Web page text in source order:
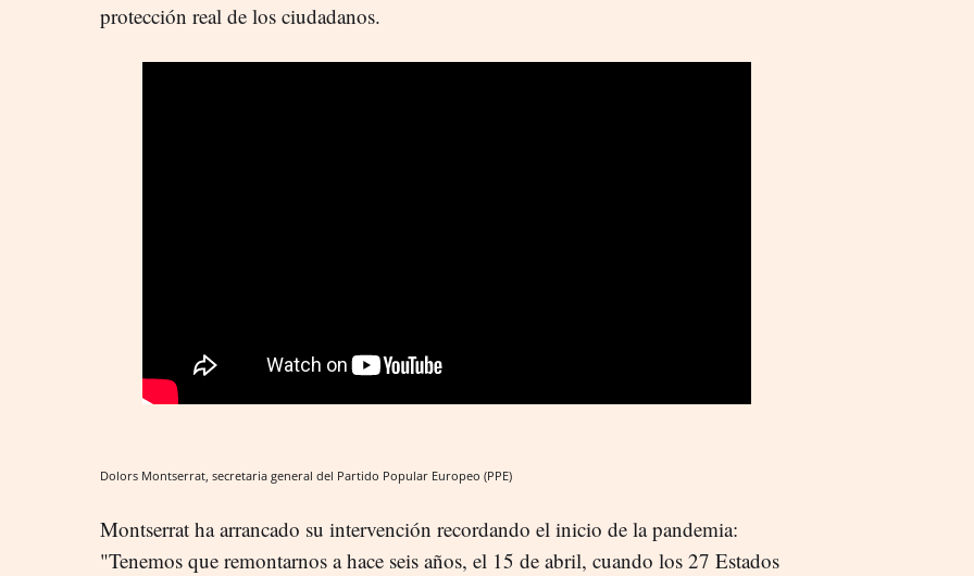
protección real de los ciudadanos.
Dolors Montserrat, secretaria general del Partido Popular Europeo (PPE)
Montserrat ha arrancado su intervención recordando el inicio de la pandemia:
"Tenemos que remontarnos a hace seis años, el 15 de abril, cuando los 27 Estados